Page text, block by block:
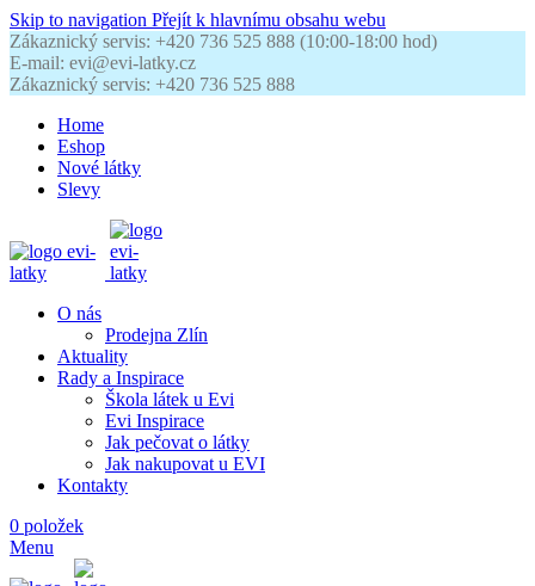
Skip to navigation Přejít k hlavnímu obsahu webu
Zákaznický servis: +420 736 525 888 (10:00-18:00 hod)
E-mail: evi@evi-latky.cz
Zákaznický servis: +420 736 525 888
Home
Eshop
Nové látky
Slevy
O nás
Prodejna Zlín
Aktuality
Rady a Inspirace
Škola látek u Evi
Evi Inspirace
Jak pečovat o látky
Jak nakupovat u EVI
Kontakty
0 položek
Menu